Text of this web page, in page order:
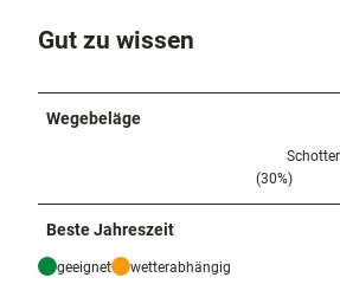
Gut zu wissen
Wegebeläge
Schotter
(30%)
Beste Jahreszeit
geeignet wetterabhängig